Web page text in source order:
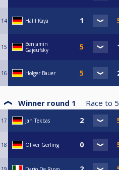
14 Halil Kaya
15
Benjamin
Gajeufsky
16 Holger Bauer
Winner round 1 Race to 5
17 Jan Tekbas
18 Oliver Gerling